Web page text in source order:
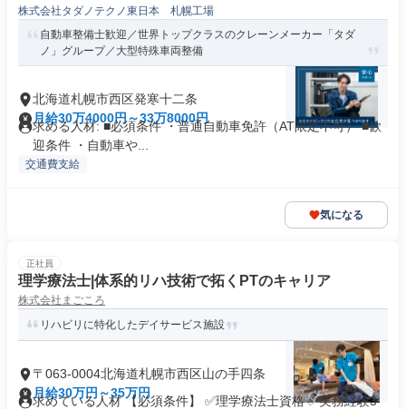
株式会社タダノテクノ東日本 札幌工場
自動車整備士歓迎／世界トップクラスのクレーンメーカー「タダ
ノ」グループ／大型特殊車両整備
北海道札幌市西区発寒十二条
月給30万4000円～33万8000円
求める人材: ■必須条件 ・普通自動車免許（AT限定不可） ■歓
迎条件 ・自動車や...
交通費支給
気になる
正社員
理学療法士|体系的リハ技術で拓くPTのキャリア
株式会社まごころ
リハビリに特化したデイサービス施設
〒063-0004北海道札幌市西区山の手四条
月給30万円～35万円
求めている人材 【必須条件】 ✅理学療法士資格 ✅実務経験3